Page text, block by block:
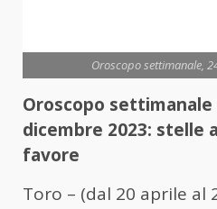
Oroscopo settimanale,
Oroscopo settimanale
dicembre 2023: stelle
favore
Toro – (dal 20 aprile al